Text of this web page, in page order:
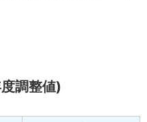
調整値)